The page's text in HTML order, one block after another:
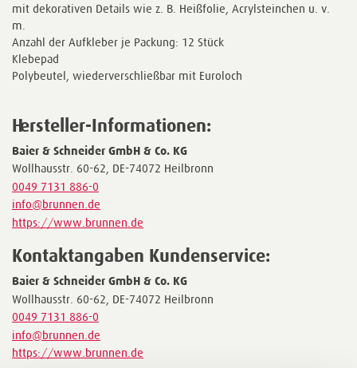
mit dekorativen Details wie z. B. Heißfolie, Acrylsteinchen u. v.
m.
Anzahl der Aufkleber je Packung: 12 Stück
Klebepad
Polybeutel, wiederverschließbar mit Euroloch
Hersteller-Informationen:
Baier & Schneider GmbH & Co. KG
Wollhausstr. 60-62, DE-74072 Heilbronn
0049 7131 886-0
info@brunnen.de
https://www.brunnen.de
Kontaktangaben Kundenservice:
Baier & Schneider GmbH & Co. KG
Wollhausstr. 60-62, DE-74072 Heilbronn
0049 7131 886-0
info@brunnen.de
https://www.brunnen.de